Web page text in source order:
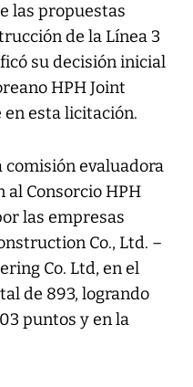
las propuestas
de la Línea 3
su decisión inicial
HPH Joint
esta licitación.
evaluadora
Consorcio HPH
las empresas
Co., Ltd. –
Co. Ltd, en el
de 893, logrando
puntos y en la